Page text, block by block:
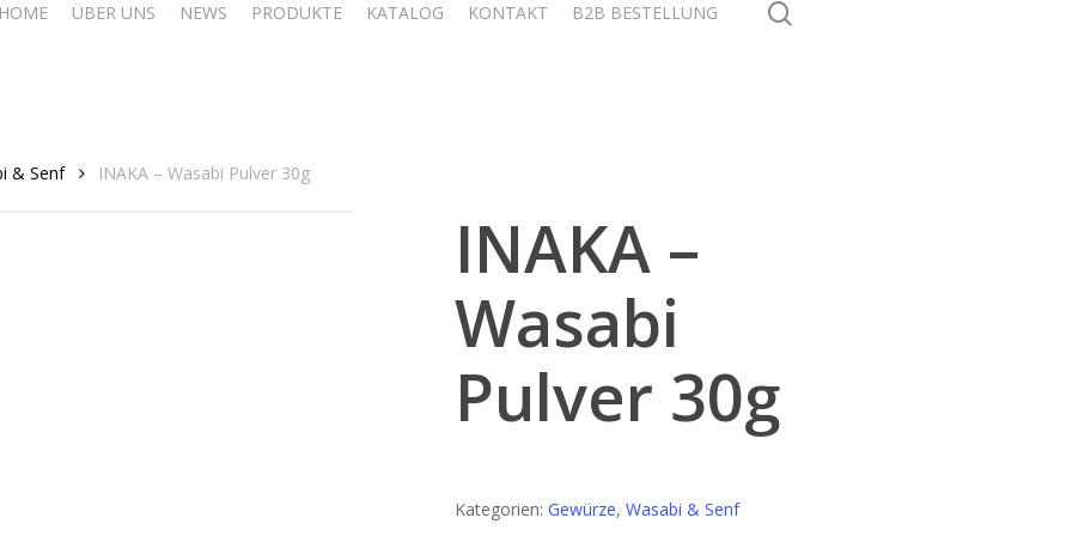
HOME ÜBER UNS NEWS PRODUKTE KATALOG KONTAKT B2B BESTELLUNG
& Senf INAKA – Wasabi Pulver 30g
INAKA –
Wasabi
Pulver 30g
Kategorien: Gewürze, Wasabi & Senf